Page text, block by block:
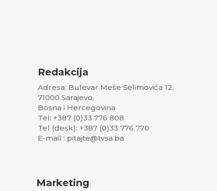
Redakcija
Adresa: Bulevar Meše Selimovića 12,
71000 Sarajevo,
Bosna i Hercegovina
Tel: +387 (0)33 776 808
Tel (desk): +387 (0)33 776 770
E-mail : pitajte@tvsa.ba
Marketing